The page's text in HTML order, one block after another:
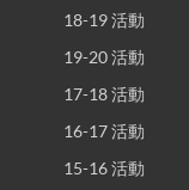
18-19 活動
19-20 活動
17-18 活動
16-17 活動
15-16 活動